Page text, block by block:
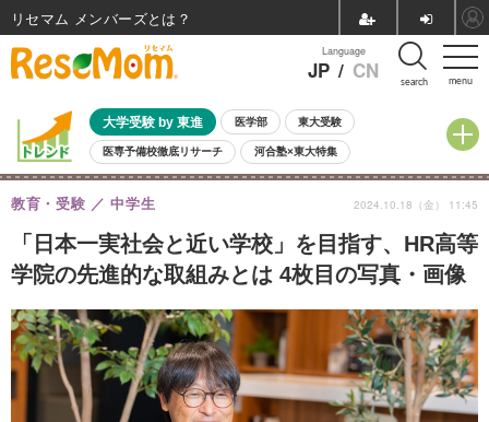
menu
Language
JP / CN search
大学受験 by 東進 医学部 東大受験
医専予備校徹底リサーチ 河合塾×東大特集
親子で考える大学選び 高校受験 中学受験 小学校受験
共通テスト 夏休み
8月開催イベント・WS 全国公立高校 過去問 人気記事
自由研究教材（小学生向け） 自由研究教材（中学生向け） ランキング
「日本一実社会と近い学校」を目指す、HR高等
学院の先進的な取組みとは 4枚目の写真・画像
教育・受験 中学生 2024.10.18（金） 11:45
リセマム メンバーズ